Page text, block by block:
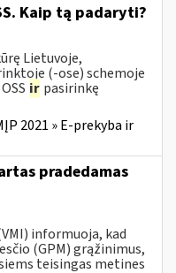
Kaip tą padaryti?
Lietuvoje,
(-ose) schemoje
ir pasirinkę
2021 » E-prekyba ir
pradedamas
informuoja, kad
(GPM) grąžinimus,
teisingas metines